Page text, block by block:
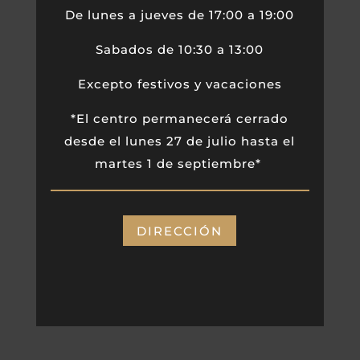
De lunes a jueves de 17:00 a 19:00
Sabados de 10:30 a 13:00
Excepto festivos y vacaciones
*El centro permanecerá cerrado
desde el lunes 27 de julio hasta el
martes 1 de septiembre*
DIRECCIÓN